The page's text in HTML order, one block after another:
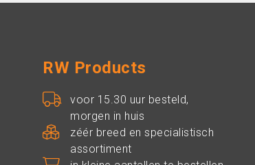
RW Products
voor 15.30 uur besteld,
morgen in huis
zéér breed en specialistisch
assortiment